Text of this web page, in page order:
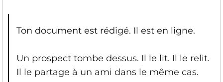
Ton document est rédigé. Il est en ligne.
Un prospect tombe dessus. Il le lit. Il le relit.
Il le partage à un ami dans le même cas.